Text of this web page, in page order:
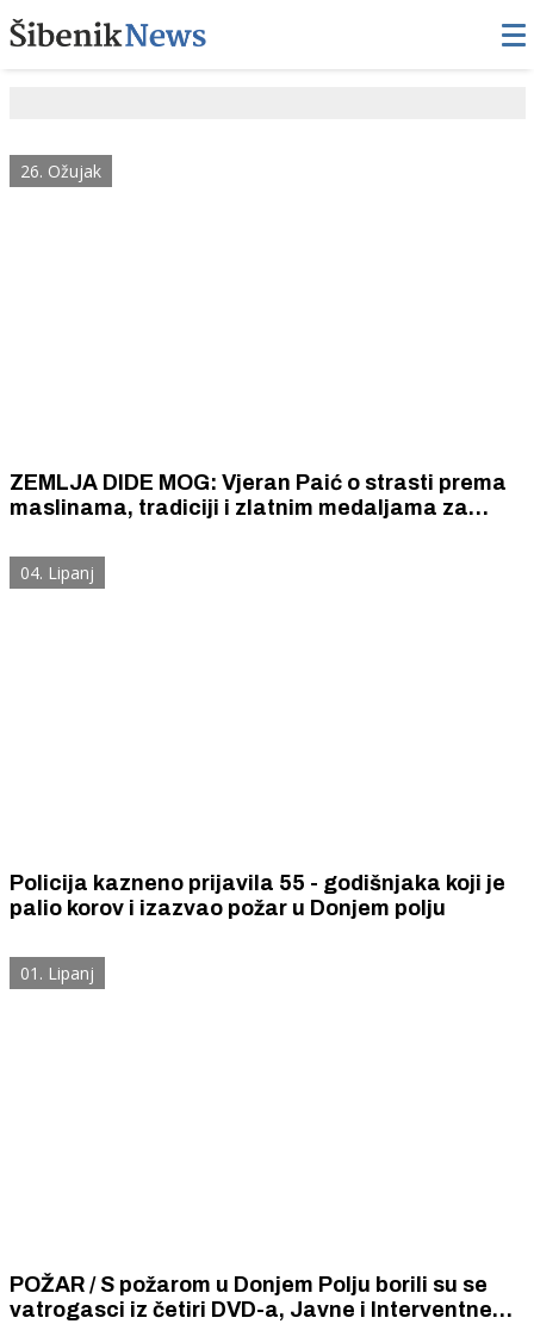
26. Ožujak
ZEMLJA DIDE MOG: Vjeran Paić o strasti prema
maslinama, tradiciji i zlatnim medaljama za
04. Lipanj
Policija kazneno prijavila 55 - godišnjaka koji je
palio korov i izazvao požar u Donjem polju
01. Lipanj
POŽAR / S požarom u Donjem Polju borili su se
vatrogasci iz četiri DVD-a, Javne i Interventne